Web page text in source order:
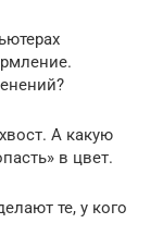
А какую
в цвет.
те, у кого